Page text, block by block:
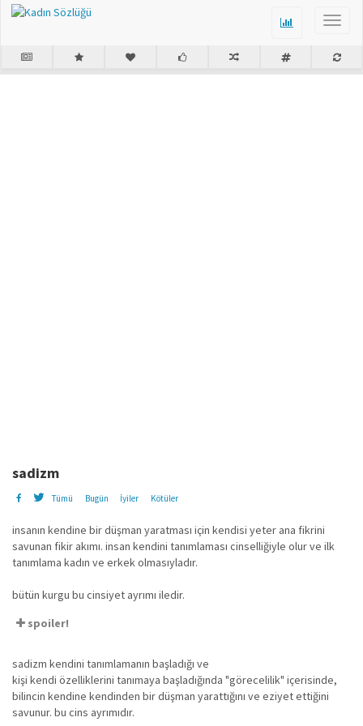
sadizm
Tümü Bugün İyiler Kötüler
insanın kendine bir düşman yaratması için kendisi yeter ana fikrini
savunan fikir akımı. insan kendini tanımlaması cinselliğiyle olur ve ilk
tanımlama kadın ve erkek olmasıyladır.
bütün kurgu bu cinsiyet ayrımı iledir.
spoiler!
sadizm kendini tanımlamanın başladığı ve
kişi kendi özelliklerini tanımaya başladığında "görecelilik" içerisinde,
bilincin kendine kendinden bir düşman yarattığını ve eziyet ettiğini
savunur. bu cins ayrımıdır.